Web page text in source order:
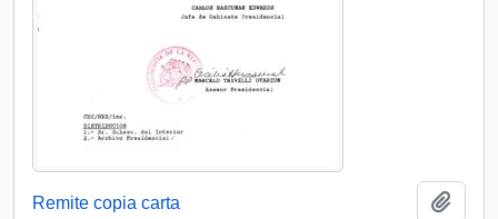
Remite copia carta